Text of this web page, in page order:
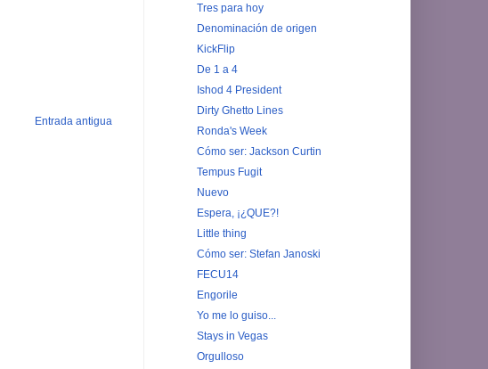
Entrada antigua
Tres para hoy
Denominación de origen
KickFlip
De 1 a 4
Ishod 4 President
Dirty Ghetto Lines
Ronda's Week
Cómo ser: Jackson Curtin
Tempus Fugit
Nuevo
Espera, ¡¿QUE?!
Little thing
Cómo ser: Stefan Janoski
FECU14
Engorile
Yo me lo guiso...
Stays in Vegas
Orgulloso